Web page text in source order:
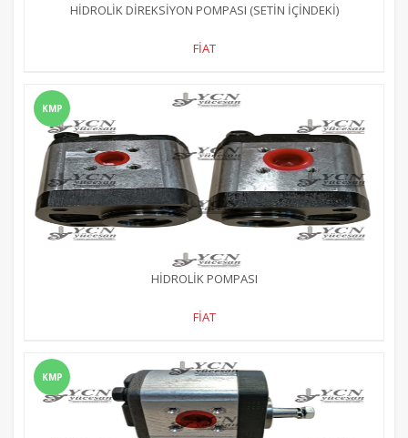
HİDROLİK DİREKSİYON POMPASI (SETİN İÇİNDEKİ)
FİAT
KMP
HİDROLİK POMPASI
FİAT
KMP